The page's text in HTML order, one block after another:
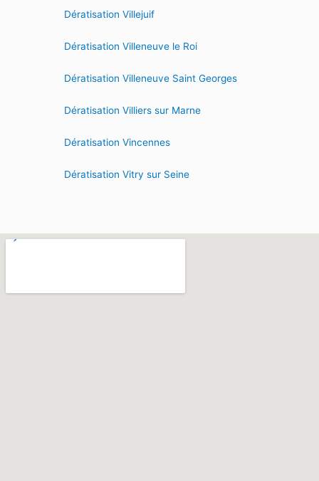
Dératisation Villejuif
Dératisation Villeneuve le Roi
Dératisation Villeneuve Saint Georges
Dératisation Villiers sur Marne
Dératisation Vincennes
Dératisation Vitry sur Seine